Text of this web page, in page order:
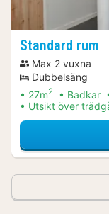
Standard rum
Max 2 vuxna
Dubbelsäng
27m2 Badkar
Utsikt över